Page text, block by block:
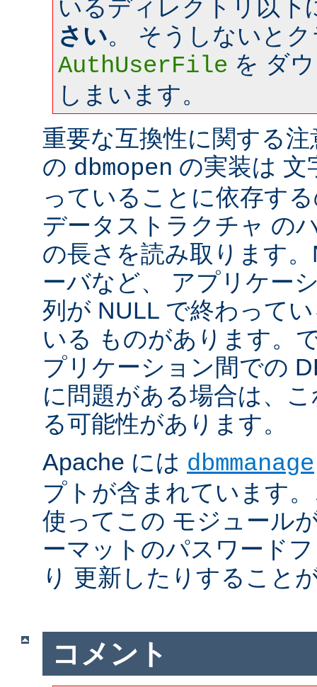
いるディレクトリ以下
さい。 そうしないと
AuthUserFile を ダ
しまいます。
重要な互換性に関する
の dbmopen の実装は 文
っていることに依存す
データストラクチャ の
の長さを読み取ります
ーバなど、 アプリケー
列が NULL で終わって
いる ものがあります。
プリケーション間での
に問題がある場合は、
る可能性があります。
Apache には dbmmanage
プトが含まれています
使ってこの モジュール
ーマットのパスワード
り 更新したりすること
コメント